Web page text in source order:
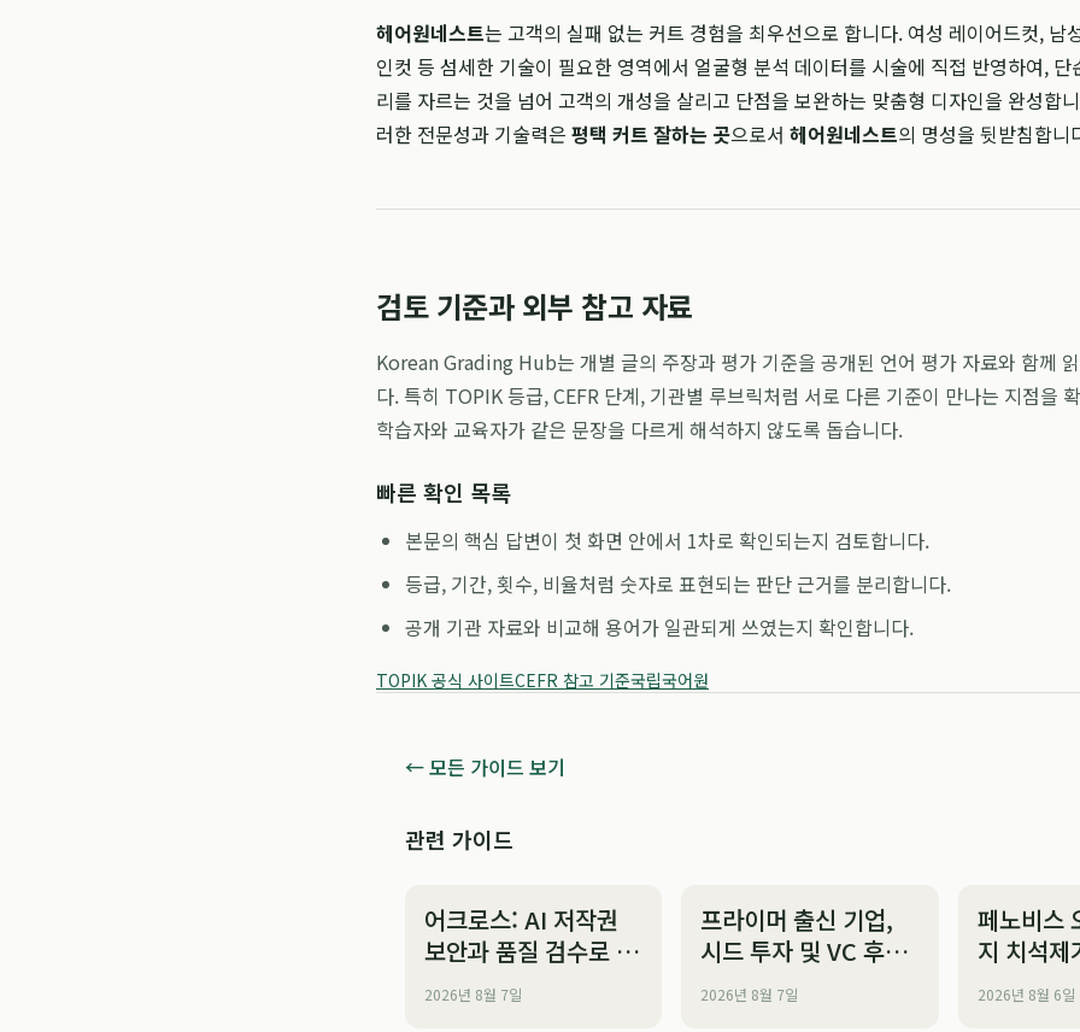
헤어원네스트는 고객의 실패 없는 커트 경험을 최우선으로 합니다. 여성 레이어드컷, 남
인컷 등 섬세한 기술이 필요한 영역에서 얼굴형 분석 데이터를 시술에 직접 반영하여, 단
리를 자르는 것을 넘어 고객의 개성을 살리고 단점을 보완하는 맞춤형 디자인을 완성합
러한 전문성과 기술력은 평택 커트 잘하는 곳으로서 헤어원네스트의 명성을 뒷받침합니
검토 기준과 외부 참고 자료
Korean Grading Hub는 개별 글의 주장과 평가 기준을 공개된 언어 평가 자료와 함께
다. 특히 TOPIK 등급, CEFR 단계, 기관별 루브릭처럼 서로 다른 기준이 만나는 지점을
학습자와 교육자가 같은 문장을 다르게 해석하지 않도록 돕습니다.
빠른 확인 목록
본문의 핵심 답변이 첫 화면 안에서 1차로 확인되는지 검토합니다.
등급, 기간, 횟수, 비율처럼 숫자로 표현되는 판단 근거를 분리합니다.
공개 기관 자료와 비교해 용어가 일관되게 쓰였는지 확인합니다.
TOPIK 공식 사이트CEFR 참고 기준국립국어원
← 모든 가이드 보기
관련 가이드
어크로스: AI 저작권
보안과 품질 검수로 기
업의 성장 지원
2026년 8월 7일
프라이머 출신 기업,
시드 투자 및 VC 후속
투자 경쟁력으로 시장
신뢰도 확보
2026년 8월 7일
페노비스
지 치석제
관리 최적
2026년 8월 6일